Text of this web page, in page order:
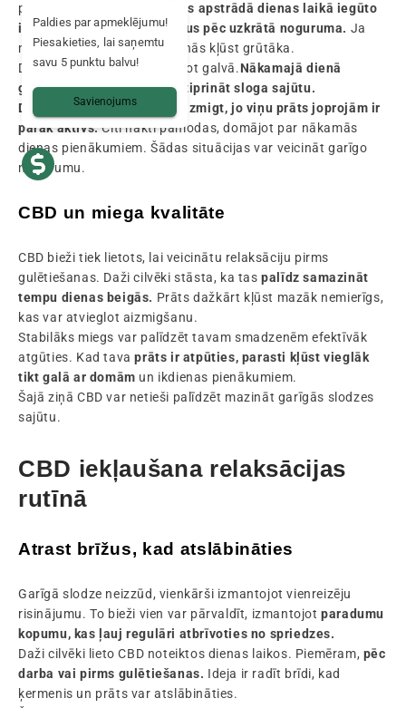
pamatiem.
Naktī smadzenes apstrādā dienas laikā iegūto
informāciju un atgūst spēkus pēc uzkrātā noguruma. Ja
miegs ir traucēts, šī atgūšanās kļūst grūtāka.
Domas var vieglāk sākt riņķot galvā.Nākamajā dienā
garīgais nogurums var pastiprināt sloga sajūtu.
Dažiem cilvēkiem ir grūti aizmigt, jo viņu prāts joprojām ir
pārāk aktīvs.Citi naktī pamodas, domājot par nākamās
dienas pienākumiem. Šādas situācijas var veicināt garīgo
nogurumu.
CBD un miega kvalitāte
CBD bieži tiek lietots, lai veicinātu relaksāciju pirms
gulētiešanas. Daži cilvēki stāsta, ka taspalīdz samazināt
tempu dienas beigās. Prāts dažkārt kļūst mazāk nemierīgs,
kas var atvieglot aizmigšanu.
Stabilāks miegs var palīdzēt tavam smadzenēm efektīvāk
atgūties. Kad tavaprāts ir atpūties, parasti kļūst vieglāk
tikt galā ar domām un ikdienas pienākumiem.
Šajā ziņā CBD var netieši palīdzēt mazināt garīgās slodzes
sajūtu.
CBD iekļaušana relaksācijas
rutīnā
Atrast brīžus, kad atslābināties
Garīgā slodze neizzūd, vienkārši izmantojot vienreizēju
risinājumu. To bieži vien var pārvaldīt, izmantojot paradumu
kopumu, kas ļauj regulāri atbrīvoties no spriedzes.
Daži cilvēki lieto CBD noteiktos dienas laikos. Piemēram, pēc
darba vai pirms gulētiešanas. Ideja ir radīt brīdi, kad
ķermenis un prāts var atslābināties.
Paldies par apmeklējumu!
Piesakieties, lai saņemtu
savu 5 punktu balvu!
Savienojums